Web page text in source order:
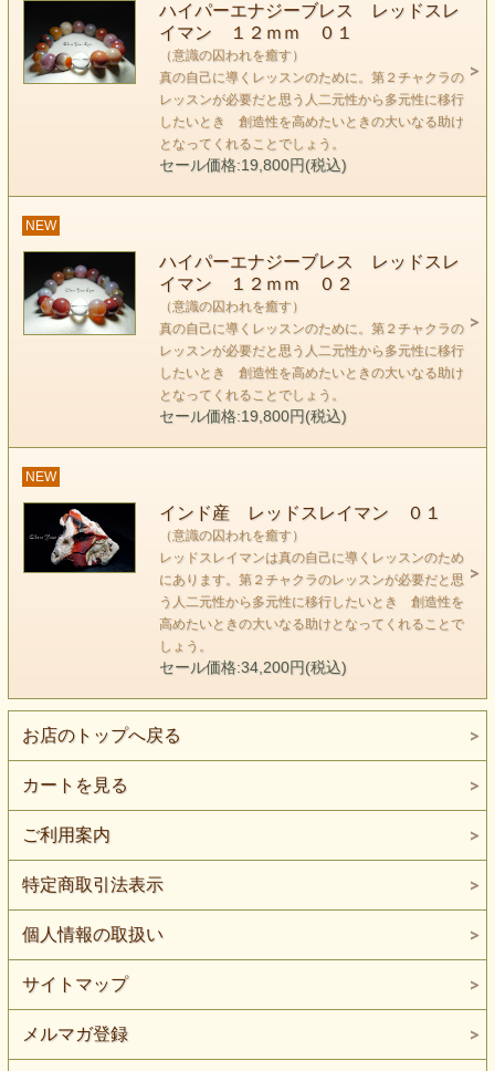
また今回は赤色なので上記の意味と
もうひとつグラウンディングや生命エネルギーの
活性化という意味がある
第１、第２チャクラも癒してくれます
レッドスレイマンは 第二チャクラ ハラの丹田に作用する
石です。
罪悪感や固定観念が身体意識の不調となって
出やすいポイントでもあります。
レッドスレイマンは真の自己に導くレッスンのためにありま
自分自身に向かい合うとき、あえて比べてしまう相手との位
現実社会はどうしても自分と相手という二元性の中に
存在していると思いがちです。しかし 本当は全て
自分の目線の中でしか存在していないことに私たちは気づき
ません。
ハラのチャクラにエネルギーを集中していくと
ハイパーエナジーブレス レッドスレ
イマン １２ｍｍ ０１
（意識の囚われを癒す）
真の自己に導くレッスンのために。第２チャクラの
レッスンが必要だと思う人二元性から多元性に移行
したいとき 創造性を高めたいときの大いなる助け
となってくれることでしょう。
セール価格:19,800円(税込)
NEW
ハイパーエナジーブレス レッドスレ
イマン １２ｍｍ ０２
（意識の囚われを癒す）
真の自己に導くレッスンのために。第２チャクラの
レッスンが必要だと思う人二元性から多元性に移行
したいとき 創造性を高めたいときの大いなる助け
となってくれることでしょう。
セール価格:19,800円(税込)
NEW
インド産 レッドスレイマン ０１
（意識の囚われを癒す）
レッドスレイマンは真の自己に導くレッスンのため
にあります。第２チャクラのレッスンが必要だと思
う人二元性から多元性に移行したいとき 創造性を
高めたいときの大いなる助けとなってくれることで
しょう。
セール価格:34,200円(税込)
お店のトップへ戻る
カートを見る
ご利用案内
特定商取引法表示
個人情報の取扱い
サイトマップ
メルマガ登録